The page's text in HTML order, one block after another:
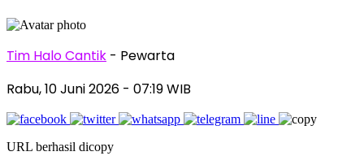
Tim Halo Cantik - Pewarta
Rabu, 10 Juni 2026 - 07:19 WIB
URL berhasil dicopy